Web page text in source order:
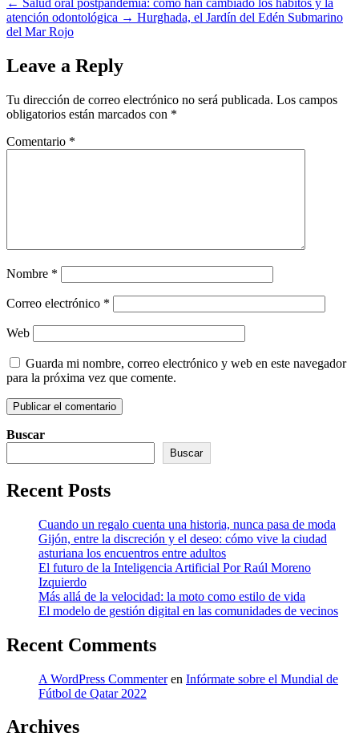
← Salud oral postpandemia: cómo han cambiado los hábitos y la
atención odontológica → Hurghada, el Jardín del Edén Submarino
del Mar Rojo
Leave a Reply
Tu dirección de correo electrónico no será publicada. Los campos
obligatorios están marcados con *
Comentario *
Nombre *
Correo electrónico *
Web
Guarda mi nombre, correo electrónico y web en este navegador
para la próxima vez que comente.
Buscar
Buscar
Recent Posts
Cuando un regalo cuenta una historia, nunca pasa de moda
Gijón, entre la discreción y el deseo: cómo vive la ciudad
asturiana los encuentros entre adultos
El futuro de la Inteligencia Artificial Por Raúl Moreno
Izquierdo
Más allá de la velocidad: la moto como estilo de vida
El modelo de gestión digital en las comunidades de vecinos
Recent Comments
A WordPress Commenteren Infórmate sobre el Mundial de
Fútbol de Qatar 2022
Archives